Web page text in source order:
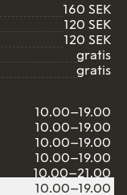
160 SEK
120 SEK
120 SEK
gratis
gratis
10.00–19.00
10.00–19.00
10.00–19.00
10.00–19.00
10.00–21.00
10.00–19.00